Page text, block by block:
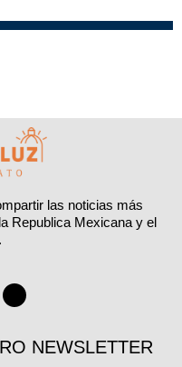
las noticias más
Republica Mexicana y el
NEWSLETTER